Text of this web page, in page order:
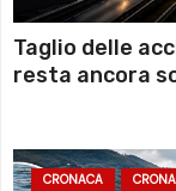
Taglio delle
resta ancora
CRONACA